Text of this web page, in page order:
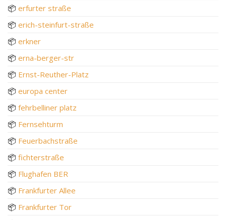
📦 erfurter straße
📦 erich-steinfurt-straße
📦 erkner
📦 erna-berger-str
📦 Ernst-Reuther-Platz
📦 europa center
📦 fehrbelliner platz
📦 Fernsehturm
📦 Feuerbachstraße
📦 fichterstraße
📦 Flughafen BER
📦 Frankfurter Allee
📦 Frankfurter Tor